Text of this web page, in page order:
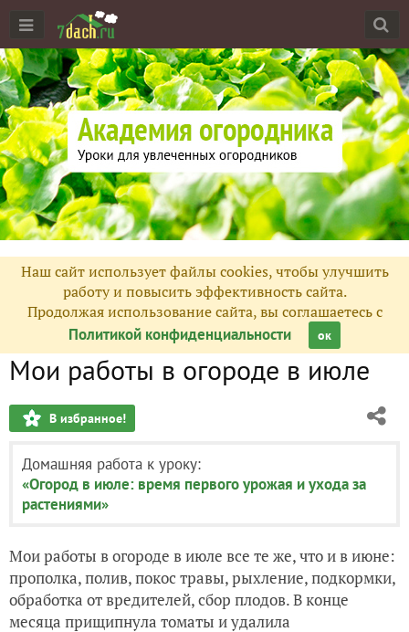
Наш сайт использует файлы cookies, чтобы улучшить
работу и повысить эффективность сайта.
Продолжая использование сайта, вы соглашаетесь с
Политикой конфиденциальности
ок
Мои работы в огороде в июле
В избранное!
Домашняя работа к уроку:
«Огород в июле: время первого урожая и ухода за
растениями»
Мои работы в огороде в июле все те же, что и в июне:
прополка, полив, покос травы, рыхление, подкормки,
обработка от вредителей, сбор плодов. В конце
месяца прищипнула томаты и удалила